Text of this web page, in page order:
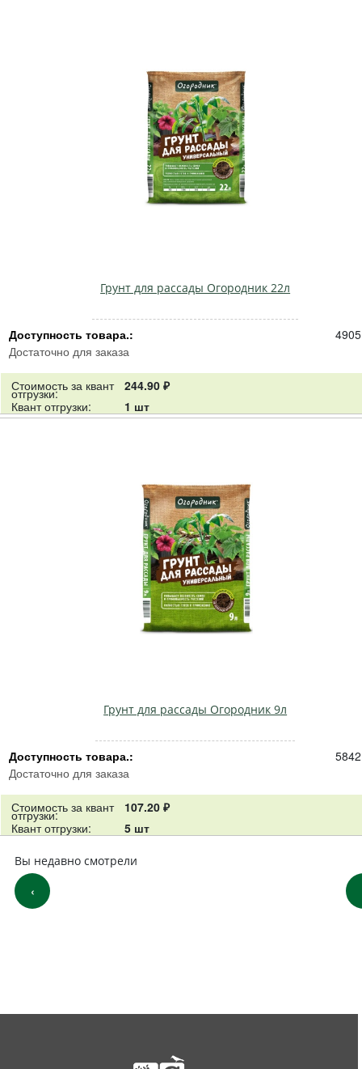
Грунт для рассады Огородник 22л
Доступность товара.:
Достаточно для заказа
Стоимость за квант
отгрузки:
244.90 ₽
Квант отгрузки:
1 шт
Грунт для рассады Огородник 9л
Доступность товара.:
Достаточно для заказа
Стоимость за квант
отгрузки:
107.20 ₽
Квант отгрузки:
5 шт
Вы недавно смотрели
‹